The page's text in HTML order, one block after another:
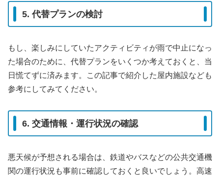
5. 代替プランの検討
もし、楽しみにしていたアクティビティが雨で中止になっ
た場合のために、代替プランをいくつか考えておくと、当
日慌てずに済みます。この記事で紹介した屋内施設なども
参考にしてみてください。
6. 交通情報・運行状況の確認
悪天候が予想される場合は、鉄道やバスなどの公共交通機
関の運行状況も事前に確認しておくと良いでしょう。高速